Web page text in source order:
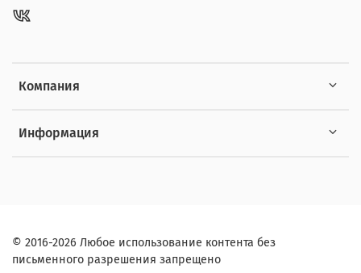
Компания
Информация
© 2016-2026 Любое использование контента без
письменного разрешения запрещено